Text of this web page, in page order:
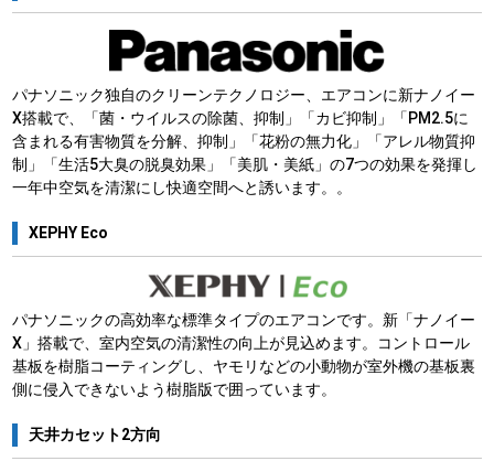
パナソニック独自のクリーンテクノロジー、エアコンに新ナノイー
X搭載で、「菌・ウイルスの除菌、抑制」「カビ抑制」「PM2.5に
含まれる有害物質を分解、抑制」「花粉の無力化」「アレル物質抑
制」「生活5大臭の脱臭効果」「美肌・美紙」の7つの効果を発揮し
一年中空気を清潔にし快適空間へと誘います。。
XEPHY Eco
パナソニックの高効率な標準タイプのエアコンです。新「ナノイー
X」搭載で、室内空気の清潔性の向上が見込めます。コントロール
基板を樹脂コーティングし、ヤモリなどの小動物が室外機の基板裏
側に侵入できないよう樹脂版で囲っています。
天井カセット2方向